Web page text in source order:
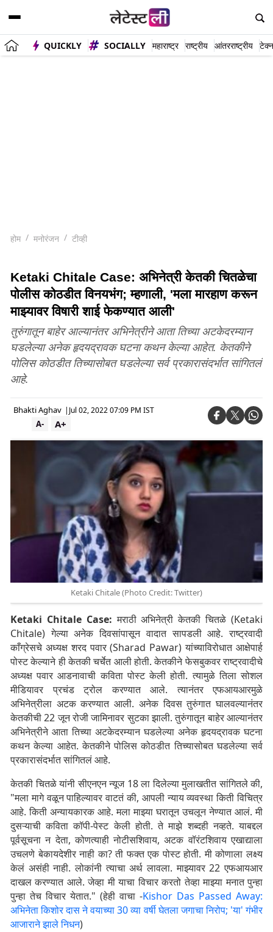
QUICKLY SOCIALLY महाराष्ट्र राष्ट्रीय आंतरराष्ट्रीय
होम मनोरंजन टीव्ही
Ketaki Chitale Case: अभिनेत्री केतकी चितळेचा
पोलीस कोठडीत विनयभंग; म्हणाली, 'मला मारहाण करून
माझ्यावर विषारी शाई फेकण्यात आली'
तुरुंगातून बाहेर आल्यानंतर अभिनेत्रीने आता तिच्या अटकेदरम्यान
घडलेल्या अनेक हृदयद्रावक घटना कथन केल्या आहेत. केतकीने
पोलिस कोठडीत तिच्यासोबत घडलेल्या सर्व प्रकारासंदर्भात सांगितलं
आहे.
Bhakti Aghav | Jul 02, 2022 07:09 PM IST
A+
A-
Ketaki Chitale (Photo Credit: Twitter)
Ketaki Chitale Case: मराठी अभिनेत्री केतकी चितळे (Ketaki
Chitale) गेल्या अनेक दिवसांपासून वादात सापडली आहे. राष्ट्रवादी
काँग्रेसचे अध्यक्ष शरद पवार (Sharad Pawar) यांच्याविरोधात आक्षेपार्ह
पोस्ट केल्याने ही केतकी चर्चेत आली होती. केतकीने फेसबुकवर राष्ट्रवादीचे
अध्यक्ष पवार आडनावाची कविता पोस्ट केली होती. त्यामुळे तिला सोशल
मीडियावर प्रचंड ट्रोल करण्यात आले. त्यानंतर एफआयआरमुळे
अभिनेत्रीला अटक करण्यात आली. अनेक दिवस तुरुंगात घालवल्यानंतर
केतकीची 22 जून रोजी जामिनावर सुटका झाली. तुरुंगातून बाहेर आल्यानंतर
अभिनेत्रीने आता तिच्या अटकेदरम्यान घडलेल्या अनेक हृदयद्रावक घटना
कथन केल्या आहेत. केतकीने पोलिस कोठडीत तिच्यासोबत घडलेल्या सर्व
प्रकारासंदर्भात सांगितलं आहे.
केतकी चितळे यांनी सीएनएन न्यूज 18 ला दिलेल्या मुलाखतीत सांगितले की,
"मला मागे वळून पाहिल्यावर वाटतं की, आपली न्याय व्यवस्था किती विचित्र
आहे. किती अन्यायकारक आहे. मला माझ्या घरातून उचलून नेण्यात आलं. मी
दुसऱ्याची कविता कॉपी-पेस्ट केली होती. ते माझे शब्दही नव्हते. याबद्दल
पूर्वसूचना न देता, कोणत्याही नोटीसशिवाय, अटक वॉरंटशिवाय एखाद्याला
उचलणे बेकायदेशीर नाही का? ती फक्त एक पोस्ट होती. मी कोणाला लक्ष्य
केलं असंही नाही. लोकांनी त्याचा अर्थ लावला. माझ्यावर 22 एफआयआर
दाखल करण्यात आले. जेव्हा मी याचा विचार करतो तेव्हा माझ्या मनात पुन्हा
पुन्हा तेच विचार येतात." (हेही वाचा -Kishor Das Passed Away:
अभिनेता किशोर दास ने वयाच्या 30 व्या वर्षी घेतला जगाचा निरोप; 'या' गंभीर
आजाराने झाले निधन)